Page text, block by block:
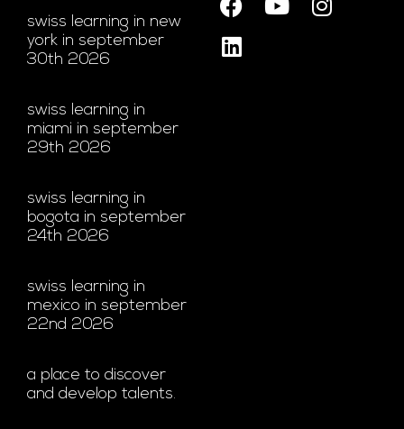
swiss learning in new
york in september
30th 2026
swiss learning in
miami in september
29th 2026
swiss learning in
bogota in september
24th 2026
swiss learning in
mexico in september
22nd 2026
a place to discover
and develop talents.